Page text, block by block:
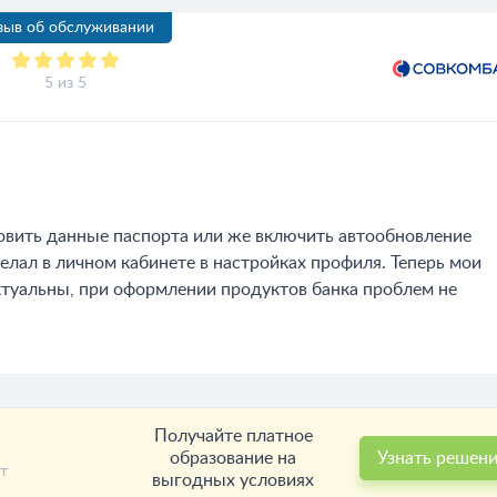
об обслуживании
5 из 5
данные паспорта или же включить автообновление
в личном кабинете в настройках профиля. Теперь мои
при оформлении продуктов банка проблем не
Получайте платное
образование на
выгодных условиях
Узнать